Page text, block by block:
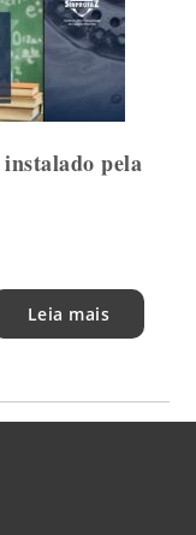
pela
Leia mais